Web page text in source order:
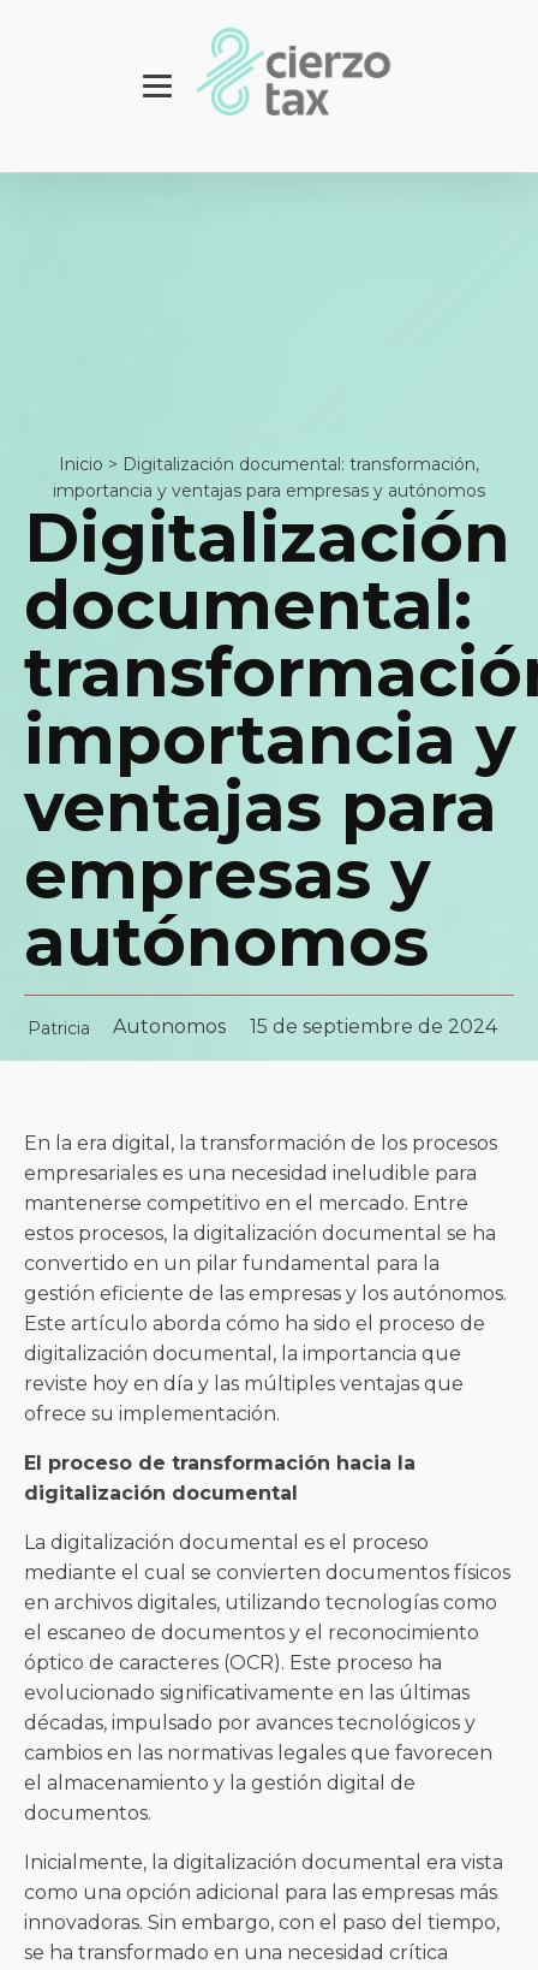
Inicio > Digitalización documental: transformación,
importancia y ventajas para empresas y autónomos
Digitalización
documental:
importancia y
ventajas para
empresas y
autónomos
Patricia Autonomos 15 de septiembre de 2024
En la era digital, la transformación de los procesos
empresariales es una necesidad ineludible para
mantenerse competitivo en el mercado. Entre
estos procesos, la digitalización documental se ha
convertido en un pilar fundamental para la
gestión eficiente de las empresas y los autónomos.
Este artículo aborda cómo ha sido el proceso de
digitalización documental, la importancia que
reviste hoy en día y las múltiples ventajas que
ofrece su implementación.
El proceso de transformación hacia la
digitalización documental
La digitalización documental es el proceso
mediante el cual se convierten documentos físicos
en archivos digitales, utilizando tecnologías como
el escaneo de documentos y el reconocimiento
óptico de caracteres (OCR). Este proceso ha
evolucionado significativamente en las últimas
décadas, impulsado por avances tecnológicos y
cambios en las normativas legales que favorecen
el almacenamiento y la gestión digital de
documentos.
Inicialmente, la digitalización documental era vista
como una opción adicional para las empresas más
innovadoras. Sin embargo, con el paso del tiempo,
se ha transformado en una necesidad crítica